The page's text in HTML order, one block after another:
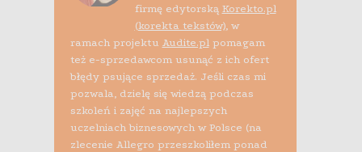
firmę edytorską Korekto.pl
(korekta tekstów), w
ramach projektu Audite.plpomagam
też e-sprzedawcom usunąć z ich ofert
błędy psujące sprzedaż. Jeśli czas mi
pozwala, dzielę się wiedzą podczas
szkoleń i zajęć na najlepszych
uczelniach biznesowych w Polsce (na
zlecenie Allegro przeszkoliłem ponad